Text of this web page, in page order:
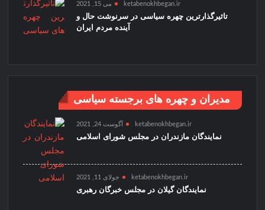
ketabenokhbegan.ir می 15, 2021
تاثیرگذارترین چهره سیاسی در سرنوشت حال و
آینده مردم ایران
مدیران و چهره های برجسته سیاسی
ketabenokhbegan.ir آگوست 24, 2021
نمایندگان مازندران در مجلس شورای اسلامی
ketabenokhbegan.ir جولای 11, 2021
نمایندگان گیلان در مجلس خبرگان رهبری